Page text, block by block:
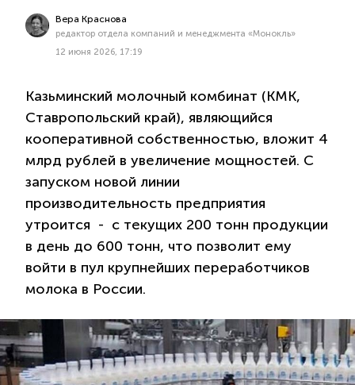
Вера Краснова
редактор отдела компаний и менеджмента «Монокль»
12 июня 2026, 17:19
Казьминский молочный комбинат (КМК,
Ставропольский край), являющийся
кооперативной собственностью, вложит 4
млрд рублей в увеличение мощностей. С
запуском новой линии
производительность предприятия
утроится - с текущих 200 тонн продукции
в день до 600 тонн, что позволит ему
войти в пул крупнейших переработчиков
молока в России.